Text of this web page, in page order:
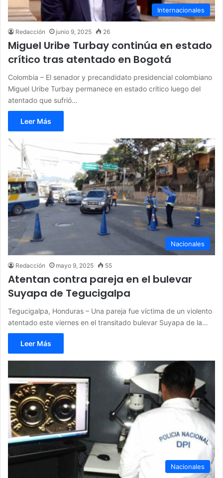
Internacionales
Redacción junio 9, 2025 26
Miguel Uribe Turbay continúa en estado
crítico tras atentado en Bogotá
Colombia – El senador y precandidato presidencial colombiano
Miguel Uribe Turbay permanece en estado crítico luego del
atentado que sufrió…
Leer Más
Nacionales
Redacción mayo 9, 2025 55
Atentan contra pareja en el bulevar
Suyapa de Tegucigalpa
Tegucigalpa, Honduras – Una pareja fue víctima de un violento
atentado este viernes en el transitado bulevar Suyapa de la…
Leer Más
Nacionales